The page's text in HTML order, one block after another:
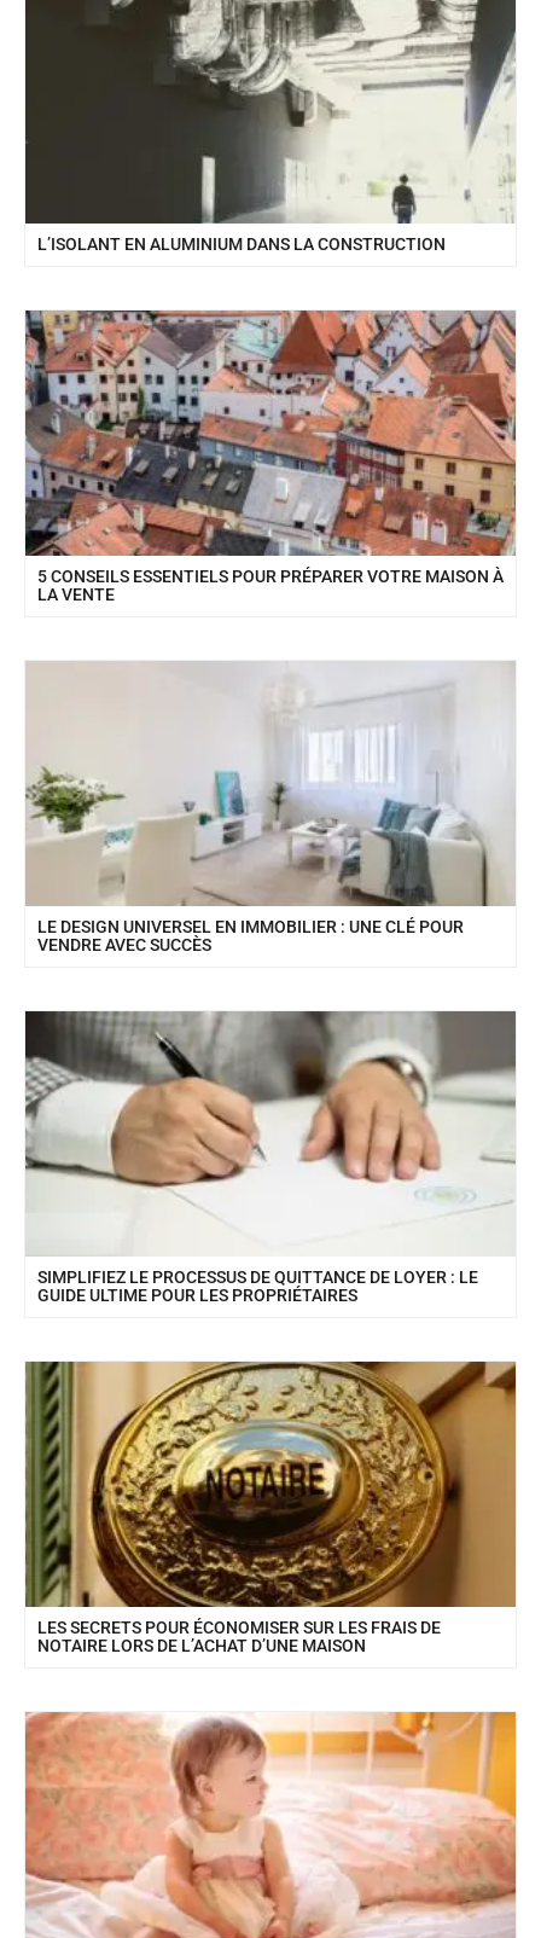
L’ISOLANT EN ALUMINIUM DANS LA CONSTRUCTION
5 CONSEILS ESSENTIELS POUR PRÉPARER VOTRE MAISON À
LA VENTE
LE DESIGN UNIVERSEL EN IMMOBILIER : UNE CLÉ POUR
VENDRE AVEC SUCCÈS
SIMPLIFIEZ LE PROCESSUS DE QUITTANCE DE LOYER : LE
GUIDE ULTIME POUR LES PROPRIÉTAIRES
LES SECRETS POUR ÉCONOMISER SUR LES FRAIS DE
NOTAIRE LORS DE L’ACHAT D’UNE MAISON